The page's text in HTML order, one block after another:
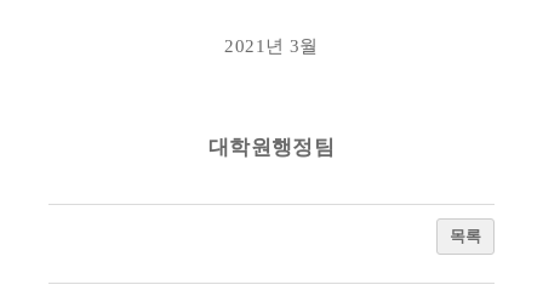
2021년 3월
대학원행정팀
목록